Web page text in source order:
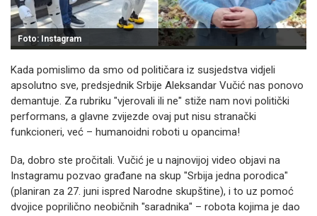
Foto: Instagram
Kada pomislimo da smo od političara iz susjedstva vidjeli
apsolutno sve, predsjednik Srbije Aleksandar Vučić nas ponovo
demantuje. Za rubriku "vjerovali ili ne" stiže nam novi politički
performans, a glavne zvijezde ovaj put nisu stranački
funkcioneri, već – humanoidni roboti u opancima!
Da, dobro ste pročitali. Vučić je u najnovijoj video objavi na
Instagramu pozvao građane na skup "Srbija jedna porodica"
(planiran za 27. juni ispred Narodne skupštine), i to uz pomoć
dvojice poprilično neobičnih "saradnika" – robota kojima je dao